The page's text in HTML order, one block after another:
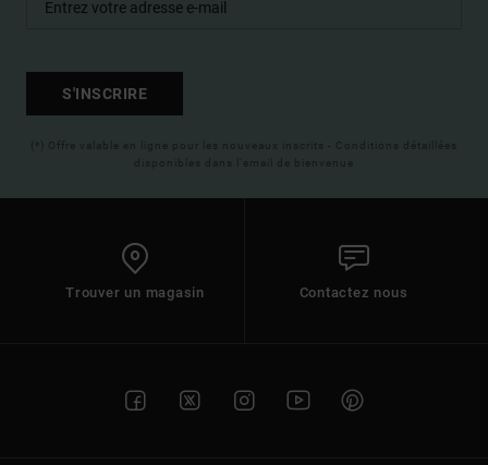
S'INSCRIRE
(*) Offre valable en ligne pour les nouveaux inscrits - Conditions détaillées
disponibles dans l'email de bienvenue
Trouver un magasin Contactez nous